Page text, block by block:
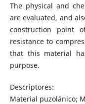
The physical and
are evaluated, and
construction point
resistance to
that this material
purpose.
Descriptores:
Material puzolánico;